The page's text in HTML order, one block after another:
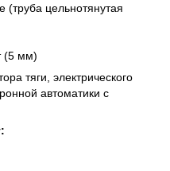
(труба цельнотянутая
(5 мм)
тяги, электрического
автоматики с